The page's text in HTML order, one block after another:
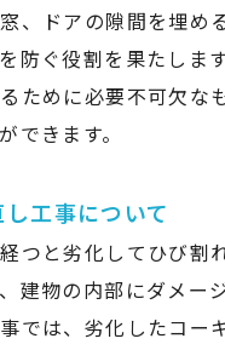
、ドアの隙間を埋
防ぐ役割を果たし
ために必要不可欠な
できます。
工事について
つと劣化してひび割
建物の内部にダメー
では、劣化したコ